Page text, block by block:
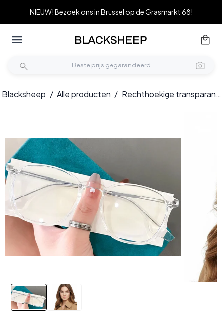
NIEUW! Bezoek ons in Brussel op de Grasmarkt 68!
Blacksheep / Alle producten / Rechthoekige transparante TR90-bril #BS0406-0594